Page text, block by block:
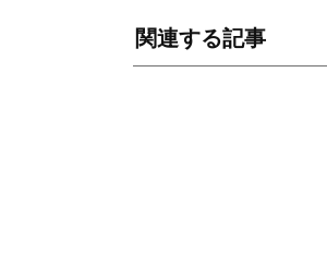
関連する記事